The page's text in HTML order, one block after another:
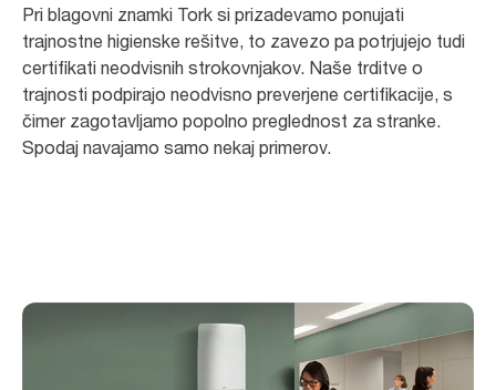
Pri blagovni znamki Tork si prizadevamo ponujati
trajnostne higienske rešitve, to zavezo pa potrjujejo tudi
certifikati neodvisnih strokovnjakov. Naše trditve o
trajnosti podpirajo neodvisno preverjene certifikacije, s
čimer zagotavljamo popolno preglednost za stranke.
Spodaj navajamo samo nekaj primerov.